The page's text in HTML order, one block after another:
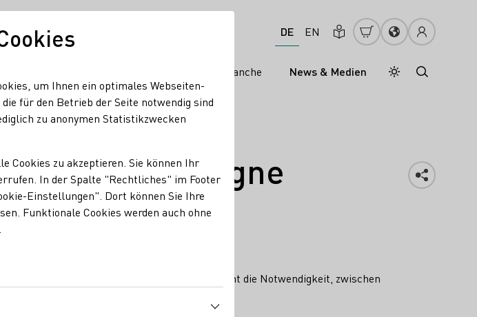
DE EN
Weinbranche News & Medien Tagesmodus
Nachtmodus
VITÆVINO
Kampagne
Gesellschaft zu verteidigen. Die Initiative betont die Notwendigkeit, zwischen
Unterschriftenaktion ist angelaufen.
um Ihnen ein optimales Webseiten-
für den Betrieb der Seite notwendig sind
zu anonymen Statistikzwecken
Cookies zu akzeptieren. Sie können Ihr
In der Spalte "Rechtliches" im Footer
Einstellungen". Dort können Sie Ihre
Funktionale Cookies werden auch ohne